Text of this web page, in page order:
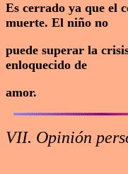
Es cerrado ya que el
muerte. El niño no
puede superar la
enloquecido de
amor.
VII. Opinión